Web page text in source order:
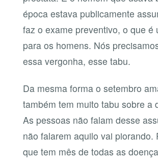
época estava publicamente
faz o exame preventivo, o que é
para os homens. Nós
essa vergonha, esse tabu.
Da mesma forma o setembro
também tem muito tabu sobre a
As pessoas não falam desse
não falarem aquilo vai piorando.
que tem mês de todas as